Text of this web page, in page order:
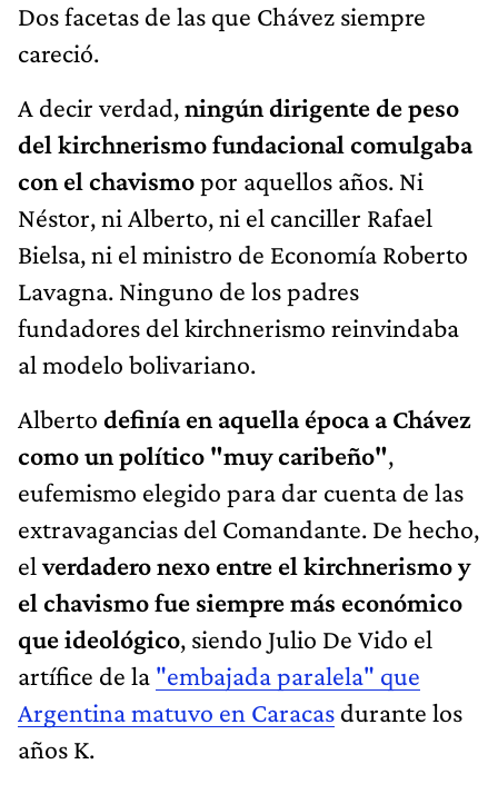
Dos facetas de las que Chávez siempre
careció.
A decir verdad,ningún dirigente de peso
del kirchnerismo fundacional comulgaba
con el chavismopor aquellos años. Ni
Néstor, ni Alberto, ni el canciller Rafael
Bielsa, ni el ministro de Economía Roberto
Lavagna. Ninguno de los padres
fundadores del kirchnerismo reinvindaba
al modelo bolivariano.
Alberto definía en aquella época a Chávez
como un político "muy caribeño",
eufemismo elegido para dar cuenta de las
extravagancias del Comandante. De hecho,
elverdadero nexo entre el kirchnerismo y
el chavismo fue siempre más económico
que ideológico, siendo Julio De Vido el
artífice de la "embajada paralela" que
Argentina matuvo en Caracas durante los
años K.